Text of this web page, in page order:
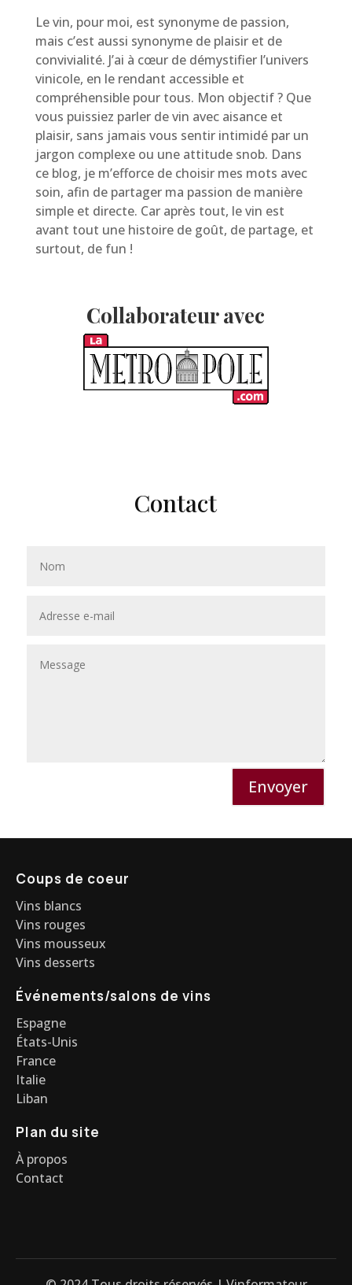
Le vin, pour moi, est synonyme de passion,
mais c’est aussi synonyme de plaisir et de
convivialité. J’ai à cœur de démystifier l’univers
vinicole, en le rendant accessible et
compréhensible pour tous. Mon objectif ? Que
vous puissiez parler de vin avec aisance et
plaisir, sans jamais vous sentir intimidé par un
jargon complexe ou une attitude snob. Dans
ce blog, je m’efforce de choisir mes mots avec
soin, afin de partager ma passion de manière
simple et directe. Car après tout, le vin est
avant tout une histoire de goût, de partage, et
surtout, de fun !
Collaborateur avec
Contact
Envoyer
Coups de coeur
Vins blancs
Vins rouges
Vins mousseux
Vins desserts
Événements/salons de vins
Espagne
États-Unis
France
Italie
Liban
Plan du site
À propos
Contact